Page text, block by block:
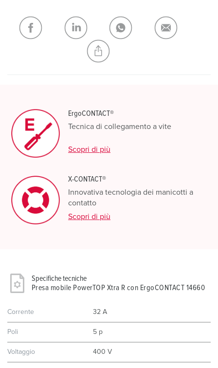
CREA NUOVA LISTA
ErgoCONTACT®
Tecnica di collegamento a vite
Scopri di più
X-CONTACT®
Innovativa tecnologia dei manicotti a
contatto
Scopri di più
Specifiche tecniche
Presa mobile PowerTOP Xtra R con ErgoCONTACT 14660
Corrente 32 A
Poli 5 p
Voltaggio 400 V